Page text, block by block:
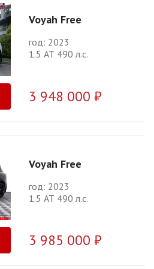
Voyah Free
год: 2023
1.5 АТ 490 л.с.
3 948 000 ₽
Voyah Free
год: 2023
1.5 АТ 490 л.с.
3 985 000 ₽